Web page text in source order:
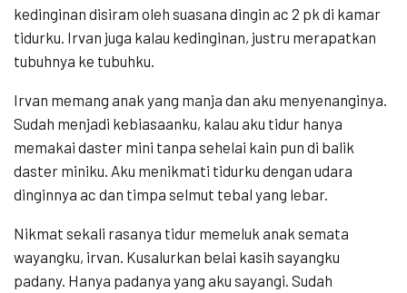
kedinginan disiram oleh suasana dingin ac 2 pk di kamar
tidurku. Irvan juga kalau kedinginan, justru merapatkan
tubuhnya ke tubuhku.
Irvan memang anak yang manja dan aku menyenanginya.
Sudah menjadi kebiasaanku, kalau aku tidur hanya
memakai daster mini tanpa sehelai kain pun di balik
daster miniku. Aku menikmati tidurku dengan udara
dinginnya ac dan timpa selmut tebal yang lebar.
Nikmat sekali rasanya tidur memeluk anak semata
wayangku, irvan. Kusalurkan belai kasih sayangku
padany. Hanya padanya yang aku sayangi. Sudah